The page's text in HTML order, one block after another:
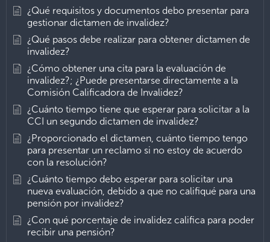
¿Qué requisitos y documentos debo presentar para
gestionar dictamen de invalidez?
¿Qué pasos debe realizar para obtener dictamen de
invalidez?
¿Cómo obtener una cita para la evaluación de
invalidez?; ¿Puede presentarse directamente a la
Comisión Calificadora de Invalidez?
¿Cuánto tiempo tiene que esperar para solicitar a la
CCI un segundo dictamen de invalidez?
¿Proporcionado el dictamen, cuánto tiempo tengo
para presentar un reclamo si no estoy de acuerdo
con la resolución?
¿Cuánto tiempo debo esperar para solicitar una
nueva evaluación, debido a que no califiqué para una
pensión por invalidez?
¿Con qué porcentaje de invalidez califica para poder
recibir una pensión?